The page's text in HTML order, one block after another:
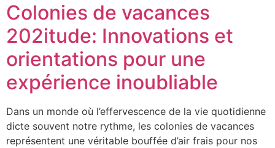
Colonies de vacances
202itude: Innovations et
orientations pour une
expérience inoubliable
Dans un monde où l’effervescence de la vie quotidienne
dicte souvent notre rythme, les colonies de vacances
représentent une véritable bouffée d’air frais pour nos